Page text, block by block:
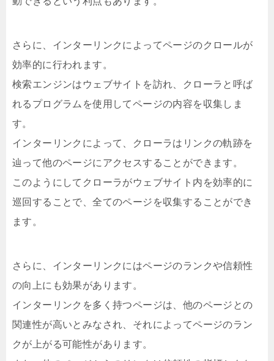
さらに、インターリンクによってページのクロールが
効率的に行われます。
検索エンジンはウェブサイトを訪れ、クローラと呼ば
れるプログラムを使用してページの内容を収集しま
す。
インターリンクによって、クローラはリンクの軌跡を
辿って他のページにアクセスすることができます。
このようにしてクローラがウェブサイト内を効率的に
巡回することで、全てのページを収集することができ
ます。
さらに、インターリンクにはページのランクや信頼性
の向上にも効果があります。
インターリンクを多く持つページは、他のページとの
関連性が高いとみなされ、それによってページのラン
クが上がる可能性があります。